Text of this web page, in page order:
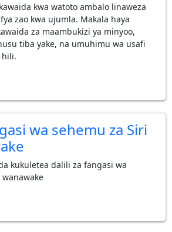
kwa watoto ambalo linaweza
zao kwa ujumla. Makala haya
za maambukizi ya minyoo,
tiba yake, na umuhimu wa usafi
hili.
wa sehemu za Siri
kukuletea dalili za fangasi wa